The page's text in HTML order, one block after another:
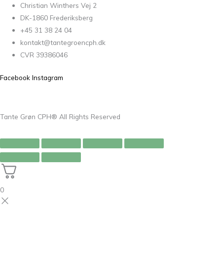
Christian Winthers Vej 2
DK-1860 Frederiksberg
+45 31 38 24 04
kontakt@tantegroencph.dk
CVR 39386046
Facebook Instagram
Tante Grøn CPH® All Rights Reserved
0